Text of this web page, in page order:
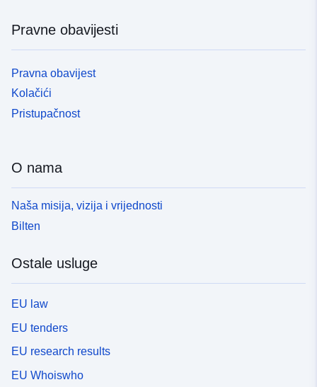
Pravne obavijesti
Pravna obavijest
Kolačići
Pristupačnost
O nama
Naša misija, vizija i vrijednosti
Bilten
Ostale usluge
EU law
EU tenders
EU research results
EU Whoiswho